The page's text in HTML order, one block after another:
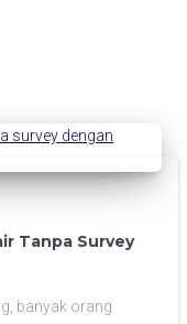
Tanpa Survey
banyak orang